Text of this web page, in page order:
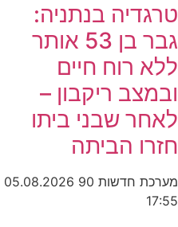
טרגדיה בנתניה:
גבר בן 53 אותר
ללא רוח חיים
ובמצב ריקבון –
לאחר שבני ביתו
חזרו הביתה
מערכת חדשות 90
05.08.2026
17:55